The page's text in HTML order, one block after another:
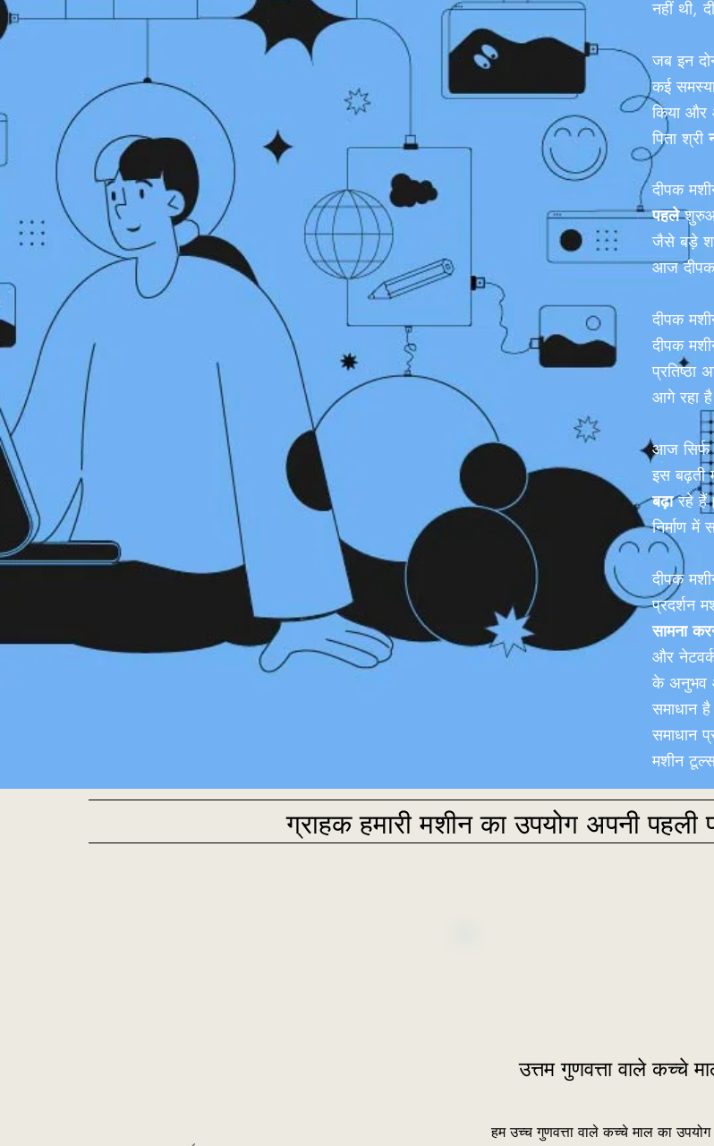
नहीं थी,
जब इन
कई
किया और
पिता श्री
दीपक
पहले
जैसे बड़े
आज दीपक
दीपक
दीपक
प्रतिष्ठा
आगे रहा
आज सिर्फ
इस बढ़ती
बढ़ारहे
निर्माण
दीपक
प्रदर्शन
सामना
और
के अनुभव
समाधान
समाधान
मशीन
ग्राहक हमारी मशीन का उपयोग अपनी
उत्तम गुणवत्ता वाले कच्चे
हम उच्च गुणवत्ता वाले कच्चे माल का